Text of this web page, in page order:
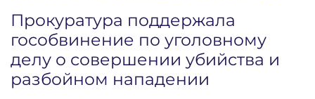
Прокуратура поддержала
гособвинение по уголовному
делу о совершении убийства и
разбойном нападении